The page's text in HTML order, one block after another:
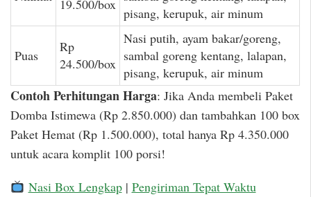
19.500/box
pisang, kerupuk, air minum
Puas
Rp
24.500/box
Nasi putih, ayam bakar/goreng,
sambal goreng kentang, lalapan,
pisang, kerupuk, air minum
Contoh Perhitungan Harga: Jika Anda membeli Paket
Domba Istimewa (Rp 2.850.000) dan tambahkan 100 box
Paket Hemat (Rp 1.500.000), total hanya Rp 4.350.000
untuk acara komplit 100 porsi!
Nasi Box Lengkap| Pengiriman Tepat Waktu